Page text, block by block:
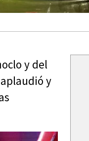
y del
y